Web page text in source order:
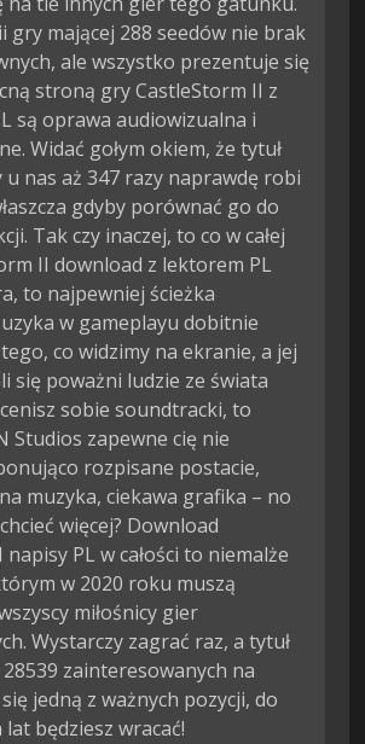
gry mającej 288 seedów nie brak
ale wszystko prezentuje się
stroną gry CastleStorm II z
są oprawa audiowizualna i
Widać gołym okiem, że tytuł
nas aż 347 razy naprawdę robi
gdyby porównać go do
Tak czy inaczej, to co w całej
II download z lektorem PL
to najpewniej ścieżka
w gameplayu dobitnie
co widzimy na ekranie, a jej
się poważni ludzie ze świata
sobie soundtracki, to
Studios zapewne cię nie
rozpisane postacie,
muzyka, ciekawa grafika – no
więcej? Download
PL w całości to niemalże
w 2020 roku muszą
miłośnicy gier
Wystarczy zagrać raz, a tytuł
zainteresowanych na
jedną z ważnych pozycji, do
będziesz wracać!